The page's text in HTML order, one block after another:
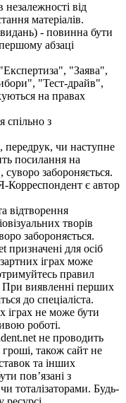
від
матеріалів.
- повинна бути
абзаці
"Заява",
"Тест-драйв",
на правах
спільно з
передрук, чи наступне
посилання на
забороняється.
Корреспондент є автор
відтворення
творів
забороняється.
призначені для осіб
іграх може
правил
При виявленні перших
до спеціаліста.
іграх не може бути
роботі.
не проводить
гроші, також сайт не
та інших
пов’язані з
тоталізаторами. Будь-